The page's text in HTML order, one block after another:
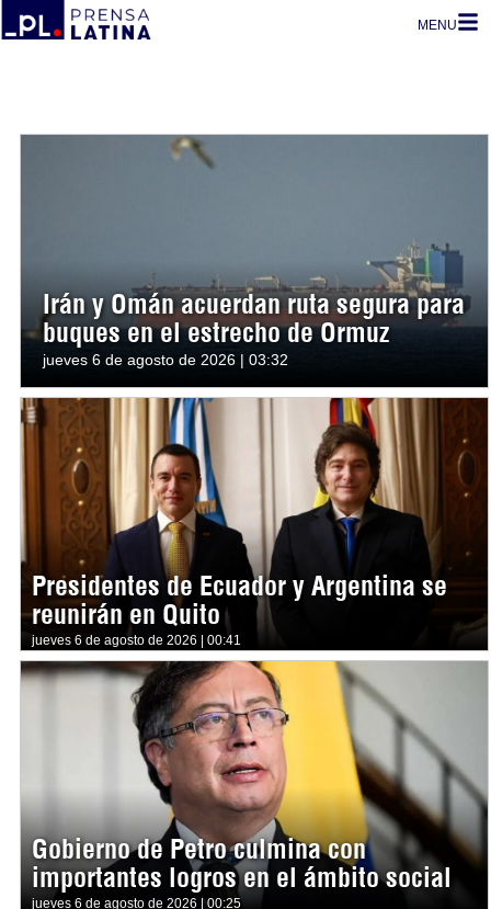
MENU
Irán y Omán acuerdan ruta segura para
buques en el estrecho de Ormuz
jueves 6 de agosto de 2026 | 03:32
Presidentes de Ecuador y Argentina se
reunirán en Quito
jueves 6 de agosto de 2026 | 00:41
Gobierno de Petro culmina con
importantes logros en el ámbito social
jueves 6 de agosto de 2026 | 00:25